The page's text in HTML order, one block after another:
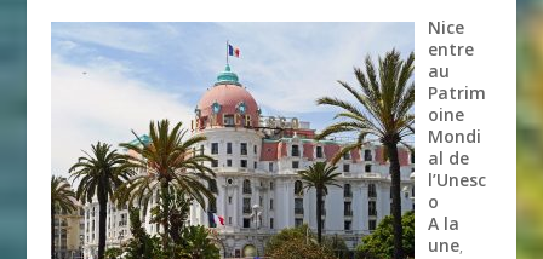
Nice
entre
au
Patrim
oine
Mondi
al de
l’Unesc
o
A la
une,